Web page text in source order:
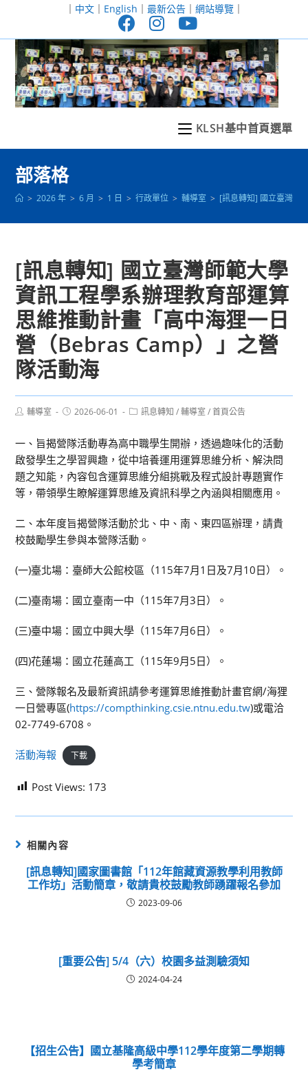
至
｜ 中文｜ English ｜ 最新公告｜ 網站導覽｜
KLSH基中首頁選單
部落格
> 2026 年 > 6 月 > 1 日 > 行政單位 > 輔導室 > [訊息轉知] 國立臺灣師
[訊息轉知] 國立臺灣師範大學
資訊工程學系辦理教育部運算
思維推動計畫「高中海狸一日
營（Bebras Camp）」之營
隊活動海
Post輔導室
Post2026-06-01
Post訊息轉知 / 輔導室 / 首頁公告
一、旨揭營隊活動專為高中職學生開辦，透過趣味化的活動
啟發學生之學習興趣，從中培養運用運算思維分析、解決問
題之知能，內容包含運算思維分組挑戰及程式設計專題實作
等，帶領學生瞭解運算思維及資訊科學之內涵與相關應用。
二、本年度旨揭營隊活動於北、中、南、東四區辦理，請貴
校鼓勵學生參與本營隊活動。
(一)臺北場：臺師大公館校區（115年7月1日及7月10日）。
(二)臺南場：國立臺南一中（115年7月3日）。
(三)臺中場：國立中興大學（115年7月6日）。
(四)花蓮場：國立花蓮高工（115年9月5日）。
三、營隊報名及最新資訊請參考運算思維推動計畫官網/海狸
一日營專區(https://compthinking.csie.ntnu.edu.tw)或電洽
02-7749-6708。
活動海報 下載
Post Views: 173
相關內容
[訊息轉知]國家圖書館「112年館藏資源教學利用教師
工作坊」活動簡章，敬請貴校鼓勵教師踴躍報名參加
2023-09-06
[重要公告] 5/4（六）校園多益測驗須知
2024-04-24
【招生公告】國立基隆高級中學112學年度第二學期轉
學考簡章